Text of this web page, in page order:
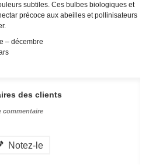
subtiles. Ces bulbes biologiques et
précoce aux abeilles et pollinisateurs
– décembre
des clients
commentaire
Notez-le